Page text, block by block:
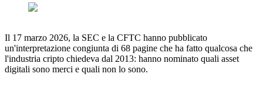
Il 17 marzo 2026, la SEC e la CFTC hanno pubblicato
un'interpretazione congiunta di 68 pagine che ha fatto qualcosa che
l'industria cripto chiedeva dal 2013: hanno nominato quali asset
digitali sono merci e quali non lo sono.